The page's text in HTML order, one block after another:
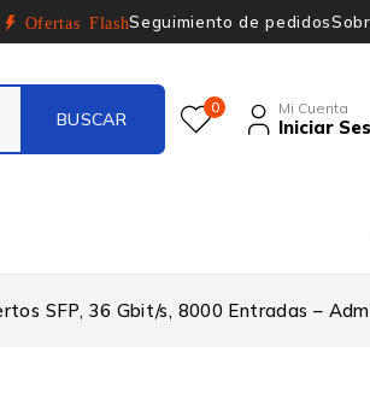
Ofertas FlashSeguimiento de pedidos
0 Mi Cuenta
Iniciar
SFP, 36 Gbit/s, 8000 Entradas –